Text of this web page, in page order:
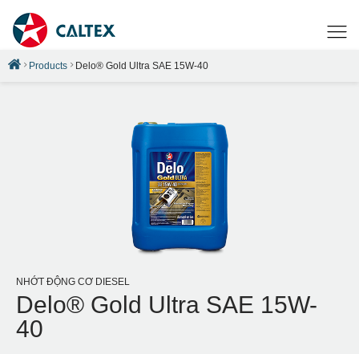
Products Delo® Gold Ultra SAE 15W-40
NHỚT ĐỘNG CƠ DIESEL
Delo® Gold Ultra SAE 15W-
40